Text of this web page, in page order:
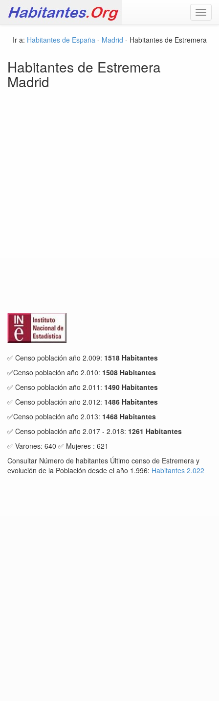
Ir a: Habitantes de España - Madrid - Habitantes de Estremera
Habitantes de Estremera
Madrid
✅ Censo población año 2.009: 1518 Habitantes
✅Censo población año 2.010: 1508 Habitantes
✅ Censo población año 2.011: 1490 Habitantes
✅ Censo población año 2.012: 1486 Habitantes
✅Censo población año 2.013: 1468 Habitantes
✅ Censo población año 2.017 - 2.018: 1261 Habitantes
✅ Varones: 640 ✅ Mujeres : 621
Consultar Número de habitantes Último censo de Estremera y
evolución de la Población desde el año 1.996: Habitantes 2.022